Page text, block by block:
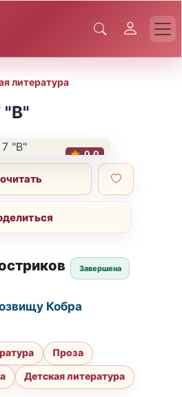
литература
"В"
0.0
Завершена
Кобра
Проза
Детская литература